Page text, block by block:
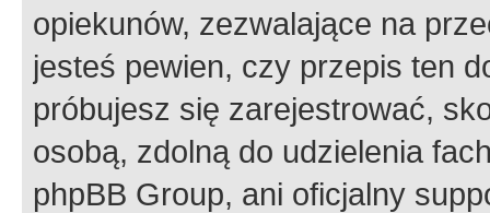
opiekunów, zezwalające na
jesteś pewien, czy przepis ten
próbujesz się zarejestrować,
osobą, zdolną do udzielenia
phpBB Group, ani oficjalny